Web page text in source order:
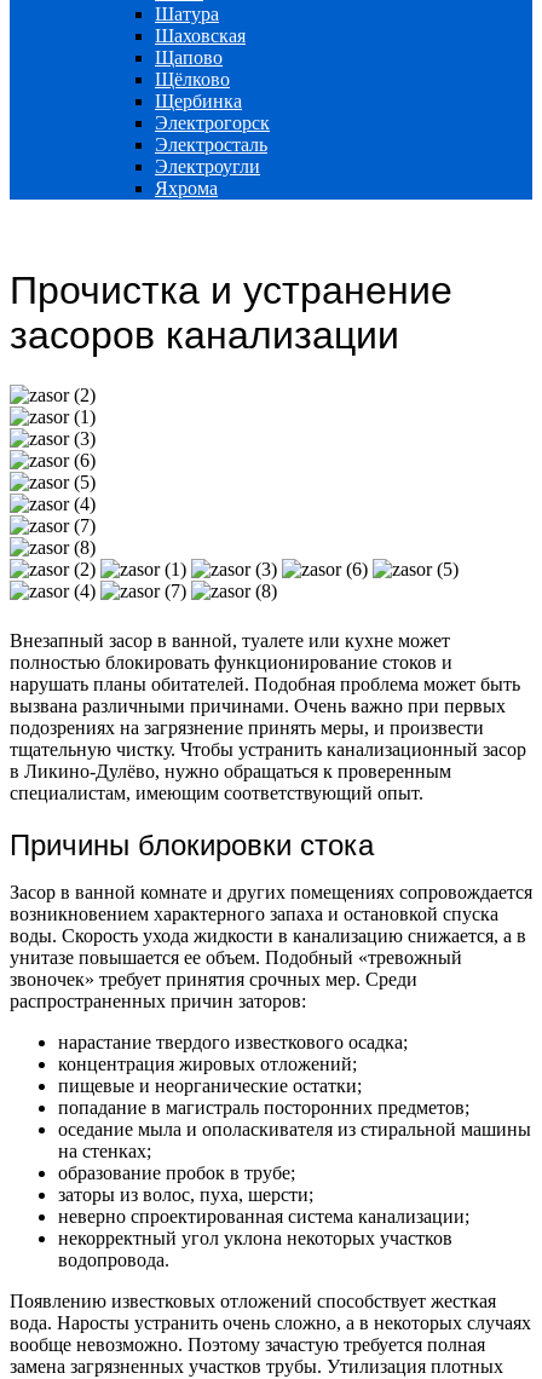
Шатура
Шаховская
Щапово
Щёлково
Щербинка
Электрогорск
Электросталь
Электроугли
Яхрома
Прочистка и устранение
засоров канализации
Внезапный засор в ванной, туалете или кухне может
полностью блокировать функционирование стоков и
нарушать планы обитателей. Подобная проблема может быть
вызвана различными причинами. Очень важно при первых
подозрениях на загрязнение принять меры, и произвести
тщательную чистку. Чтобы устранить канализационный засор
в Ликино-Дулёво, нужно обращаться к проверенным
специалистам, имеющим соответствующий опыт.
Причины блокировки стока
Засор в ванной комнате и других помещениях сопровождается
возникновением характерного запаха и остановкой спуска
воды. Скорость ухода жидкости в канализацию снижается, а в
унитазе повышается ее объем. Подобный «тревожный
звоночек» требует принятия срочных мер. Среди
распространенных причин заторов:
нарастание твердого известкового осадка;
концентрация жировых отложений;
пищевые и неорганические остатки;
попадание в магистраль посторонних предметов;
оседание мыла и ополаскивателя из стиральной машины
на стенках;
образование пробок в трубе;
заторы из волос, пуха, шерсти;
неверно спроектированная система канализации;
некорректный угол уклона некоторых участков
водопровода.
Появлению известковых отложений способствует жесткая
вода. Наросты устранить очень сложно, а в некоторых случаях
вообще невозможно. Поэтому зачастую требуется полная
замена загрязненных участков трубы. Утилизация плотных